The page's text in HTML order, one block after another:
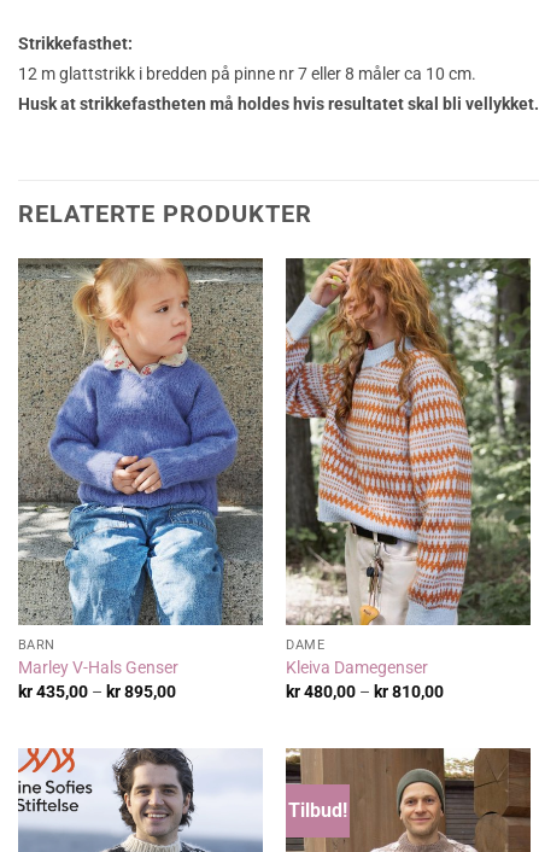
Strikkefasthet:
12 m glattstrikk i bredden på pinne nr 7 eller 8 måler ca 10 cm.
Husk at strikkefastheten må holdes hvis resultatet skal bli vellykket.
RELATERTE PRODUKTER
BARN
Marley V-Hals Genser
kr435,00 – kr895,00Prisområde:
DAME
Kleiva Damegenser
kr480,00 – kr810,00Prisområde:
Tilbud!